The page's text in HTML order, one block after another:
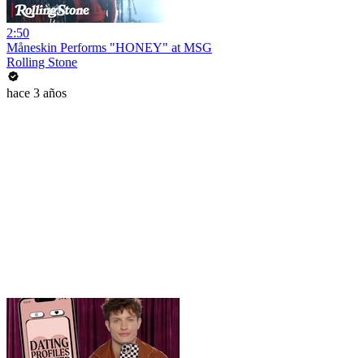
2:50
Måneskin Performs "HONEY" at MSG
Rolling Stone
hace 3 años